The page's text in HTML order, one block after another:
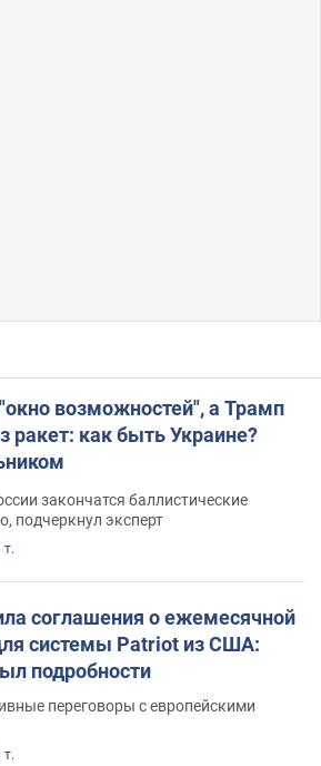
возможностей", а Трамп
ракет: как быть Украине?
закончатся баллистические
подчеркнул эксперт
т.
соглашения о ежемесячной
системы Patriot из США:
подробности
переговоры с европейскими
т.